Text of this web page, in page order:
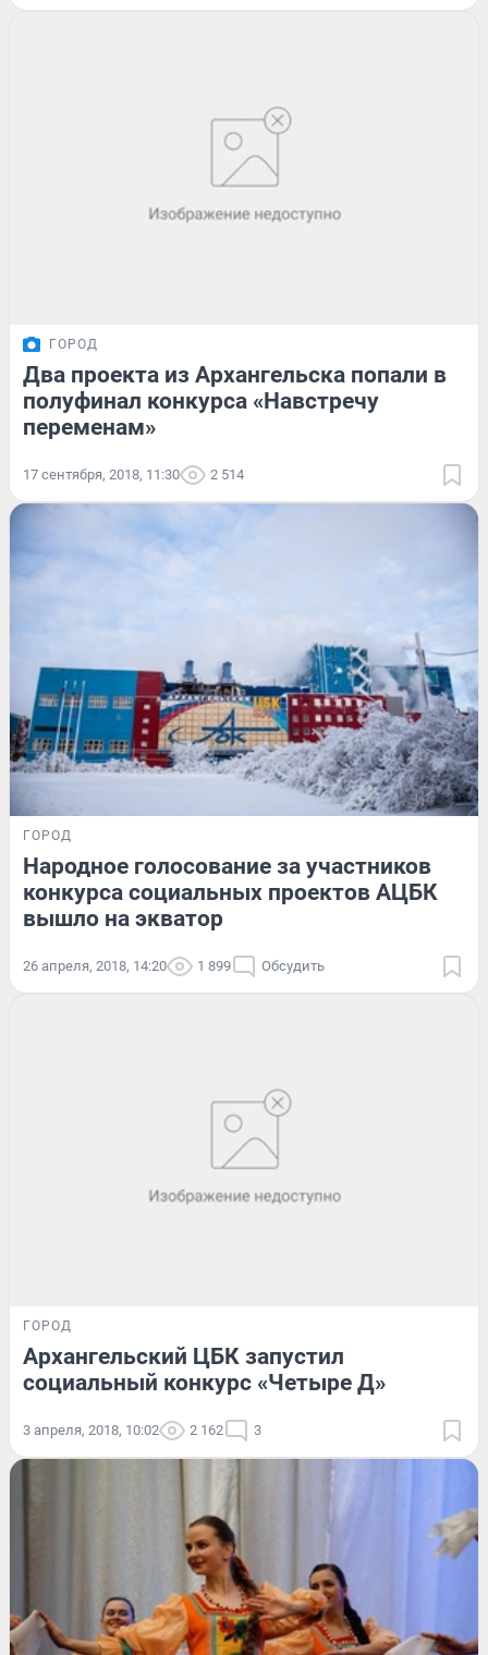
ГОРОД
Два проекта из Архангельска попали в
полуфинал конкурса «Навстречу
переменам»
17 сентября, 2018, 11:30 2 514
ГОРОД
Народное голосование за участников
конкурса социальных проектов АЦБК
вышло на экватор
26 апреля, 2018, 14:20 1 899 Обсудить
ГОРОД
Архангельский ЦБК запустил
социальный конкурс «Четыре Д»
3 апреля, 2018, 10:02 2 162 3